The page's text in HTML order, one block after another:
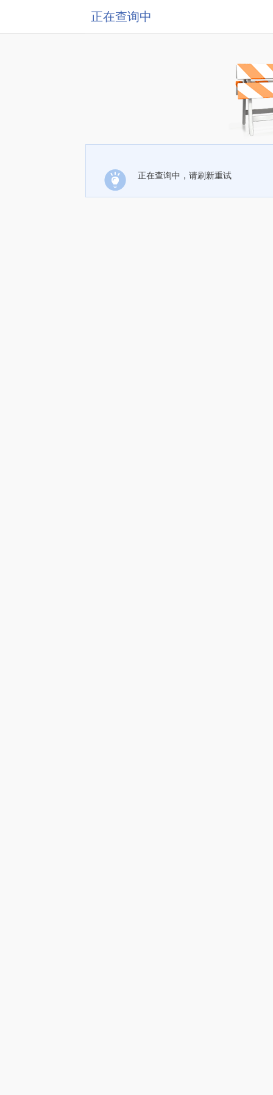
正在查询中
正在查询中，请刷新重试